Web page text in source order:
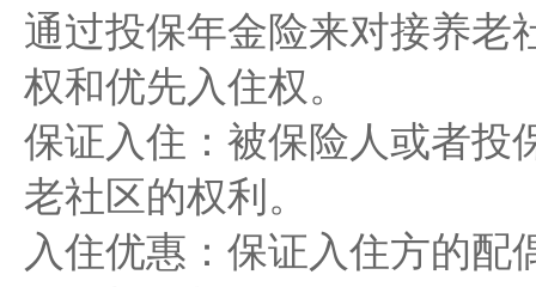
通过投保年金险来对接养老
权和优先入住权。
保证入住：被保险人或者投
老社区的权利。
入住优惠：保证入住方的配